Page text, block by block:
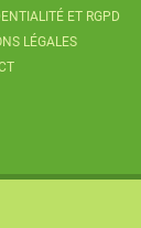
ET RGPD
LÉGALES